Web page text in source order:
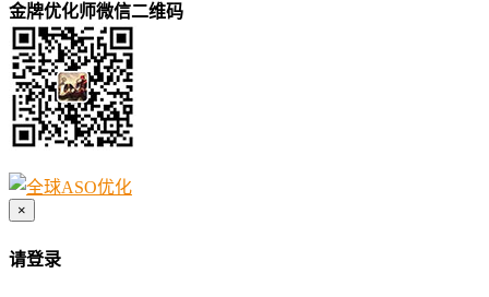
金牌优化师微信二维码
×
请登录